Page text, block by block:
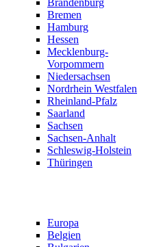
Brandenburg
Bremen
Hamburg
Hessen
Mecklenburg-
Vorpommern
Niedersachsen
Nordrhein Westfalen
Rheinland-Pfalz
Saarland
Sachsen
Sachsen-Anhalt
Schleswig-Holstein
Thüringen
Europa
Belgien